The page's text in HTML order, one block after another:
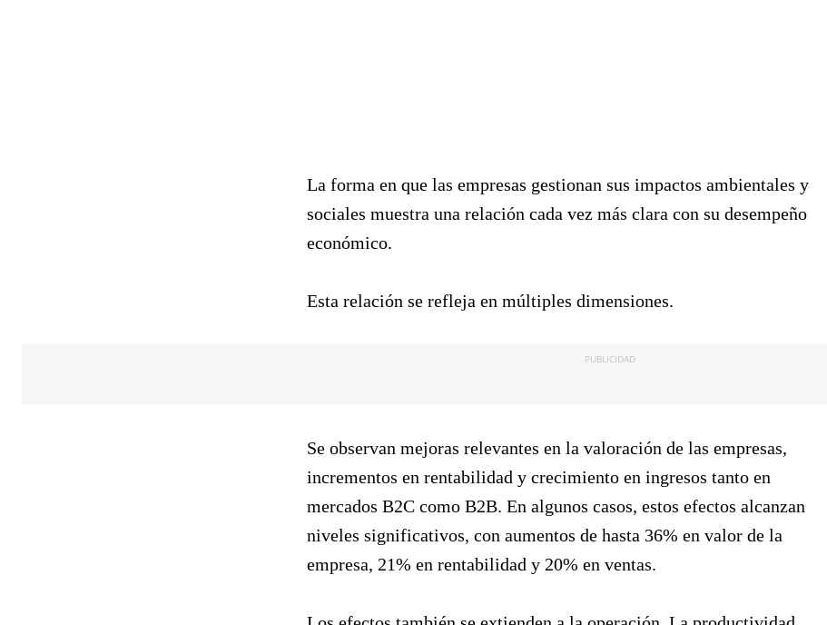
La forma en que las empresas gestionan sus impactos ambientales y
sociales muestra una relación cada vez más clara con su desempeño
económico.
Esta relación se refleja en múltiples dimensiones.
PUBLICIDAD
Se observan mejoras relevantes en la valoración de las empresas,
incrementos en rentabilidad y crecimiento en ingresos tanto en
mercados B2C como B2B. En algunos casos, estos efectos alcanzan
niveles significativos, con aumentos de hasta 36% en valor de la
empresa, 21% en rentabilidad y 20% en ventas.